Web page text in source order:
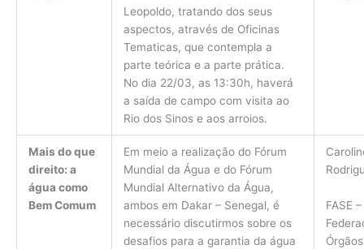
Leopoldo, tratando dos seus
aspectos, através de Oficinas
Tematicas, que contempla a
parte teórica e a parte prática.
No dia 22/03, as 13:30h, haverá
a saída de campo com visita ao
Rio dos Sinos e aos arroios.
Mais do que
direito: a
água como
Bem Comum
Em meio a realização do Fórum
Mundial da Água e do Fórum
Mundial Alternativo da Água,
ambos em Dakar – Senegal, é
necessário discutirmos sobre os
desafios para a garantia da água
FASE –